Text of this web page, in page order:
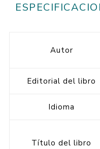
Autor
Editorial del libro
Idioma
Título del libro